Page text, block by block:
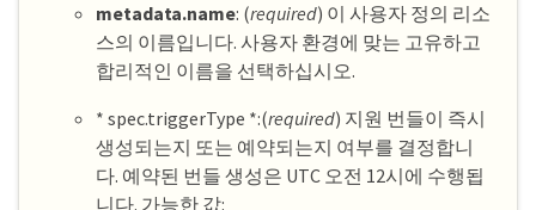
metadata.name: (required) 이 사용자 정의 리소
스의 이름입니다. 사용자 환경에 맞는 고유하고
합리적인 이름을 선택하십시오.
* spec.triggerType *:(required) 지원 번들이 즉시
생성되는지 또는 예약되는지 여부를 결정합니
다. 예약된 번들 생성은 UTC 오전 12시에 수행됩
니다. 가능한 값: